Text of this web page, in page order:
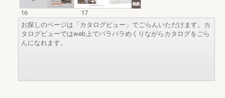
16
17
お探しのページは「カタログビュー」でごらんいただけます。カ
タログビューではweb上でパラパラめくりながらカタログをごら
んになれます。